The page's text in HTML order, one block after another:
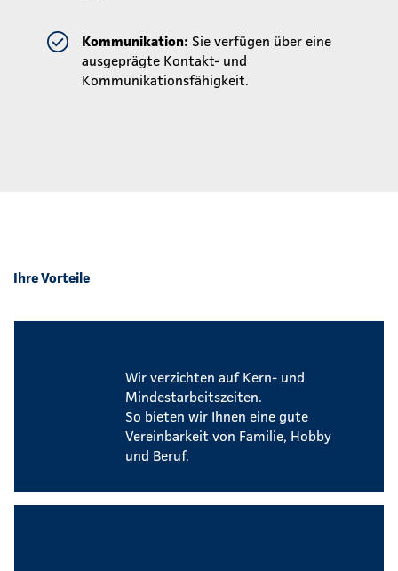
Kommunikation: Sie verfügen über eine
ausgeprägte Kontakt- und
Kommunikationsfähigkeit.
Ihre Vorteile
Wir verzichten auf Kern- und
Mindestarbeitszeiten.
So bieten wir Ihnen eine gute
Vereinbarkeit von Familie, Hobby
und Beruf.